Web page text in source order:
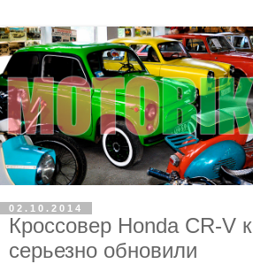
02.10.2014
Кроссовер Honda CR-V
серьезно обновили